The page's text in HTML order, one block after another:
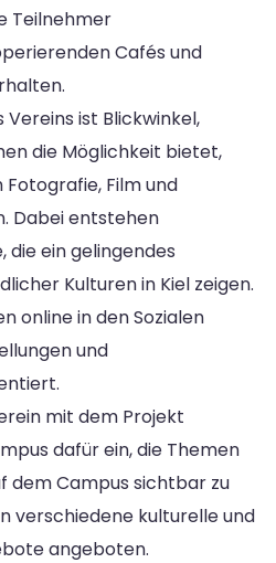
Teilnehmer
Cafés und
ist Blickwinkel,
die Möglichkeit bietet,
Film und
Dabei entstehen
die ein gelingendes
Kulturen in Kiel zeigen.
online in den Sozialen
und
mit dem Projekt
dafür ein, die Themen
dem Campus sichtbar zu
verschiedene kulturelle und
angeboten.